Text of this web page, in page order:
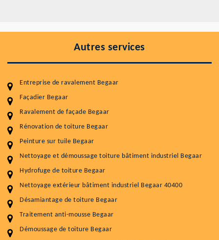
Autres services
Entreprise de ravalement Begaar
Façadier Begaar
Ravalement de façade Begaar
Rénovation de toiture Begaar
Peinture sur tuile Begaar
Nettoyage et démoussage toiture bâtiment industriel Begaar
Hydrofuge de toiture Begaar
Nettoyage extérieur bâtiment industriel Begaar 40400
Désamiantage de toiture Begaar
Traitement anti-mousse Begaar
Démoussage de toiture Begaar
Entretenir votre toiture, c'est préserver sa
durabilité
Plus de 15 ans d'expérience en couverture et facade
Service
Nettoyageb toiture
Démoussage toiture
Traitement hydrofuge toiture